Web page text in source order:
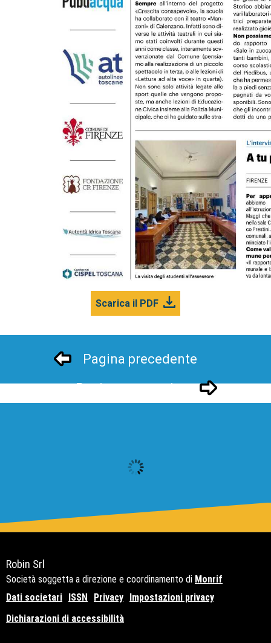
Scarica il PDF
Pagina precedente
Pagina successivo
Robin Srl
Società soggetta a direzione e coordinamento di Monrif
Dati societari ISSN Privacy Impostazioni privacy
Dichiarazioni di accessibilità